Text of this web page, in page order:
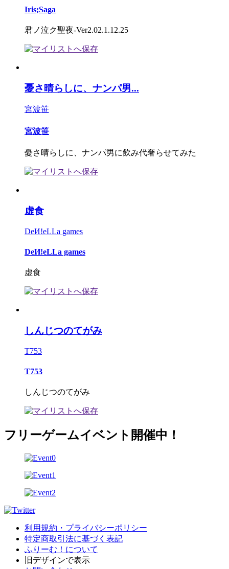
Iris;Saga
君ノ泣ク聖夜-Ver2.02.1.12.25
憂さ晴らしに、ナンパ男...
宮波笹
宮波笹
憂さ晴らしに、ナンパ男に飲み代奢らせてみた
虚食
DeИ!eLLa games
DeИ!eLLa games
虚食
しんじつのてがみ
T753
T753
しんじつのてがみ
フリーゲームイベント開催中！
利用規約・プライバシーポリシー
特定商取引法に基づく表記
ふりーむ！について
旧デザインで表示